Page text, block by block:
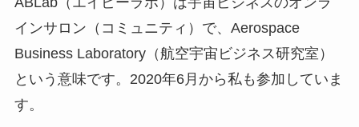
インサロン（コミュニティ）で、Aerospace
Business Laboratory（航空宇宙ビジネス研究室）
という意味です。2020年6月から私も参加していま
す。